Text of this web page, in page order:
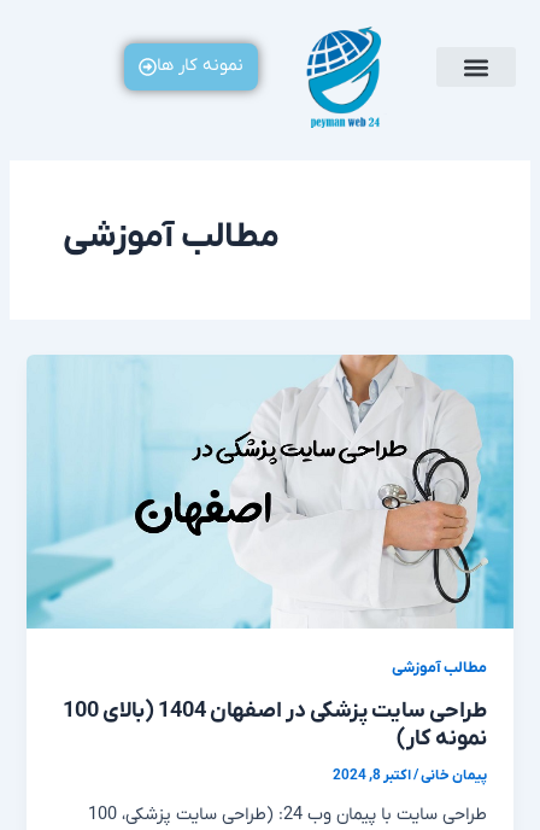
نمونه کار ها
مطالب آموزشی
مطالب آموزشی
طراحی سایت پزشکی در اصفهان 1404 (بالای 100
نمونه کار)
پیمان خانی/اکتبر 8, 2024
طراحی سایت با پیمان وب 24: (طراحی سایت پزشکی، 100